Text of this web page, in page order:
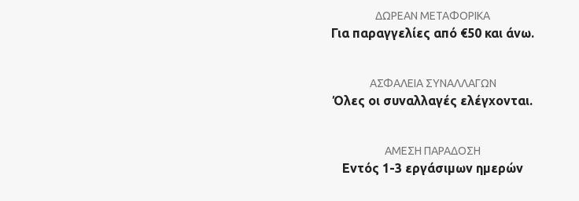
ΔΩΡΕΑΝ ΜΕΤΑΦΟΡΙΚΑ
Για παραγγελίες από €50 και άνω.
ΑΣΦΑΛΕΙΑ ΣΥΝΑΛΛΑΓΩΝ
Όλες οι συναλλαγές ελέγχονται.
ΑΜΕΣΗ ΠΑΡΑΔΟΣΗ
Εντός 1-3 εργάσιμων ημερών